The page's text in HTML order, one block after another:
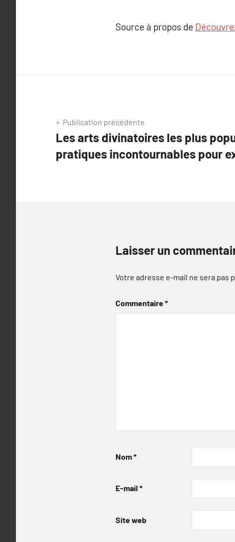
Source à propos de
Navigation
de
l’article
Publication précédente
Les arts divinatoires les plus
pratiques incontournables pour
Laisser un
Votre adresse e-mail ne sera pas
Commentaire*
Nom*
E-mail *
Site web